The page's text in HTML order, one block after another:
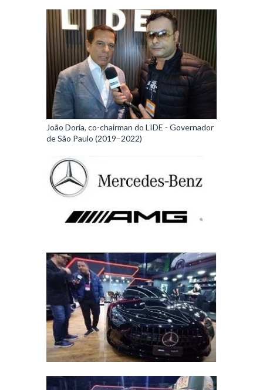
João Doria, co-chairman do LIDE - Governador
de São Paulo (2019–2022)